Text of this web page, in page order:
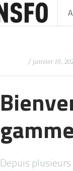
/ janvier 19,
Depuis